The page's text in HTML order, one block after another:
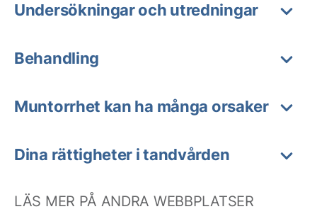
Undersökningar och utredningar
Behandling
Muntorrhet kan ha många orsaker
Dina rättigheter i tandvården
LÄS MER PÅ ANDRA WEBBPLATSER